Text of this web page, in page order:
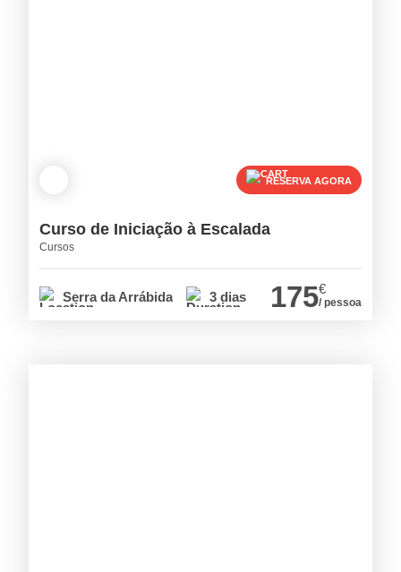
RESERVA AGORA
Curso de Iniciação à Escalada
Cursos
Serra da Arrábida 3 dias 175€
/ pessoa